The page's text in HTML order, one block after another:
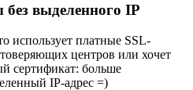
выделенного IP
использует платные SSL-
центров или хочет
сертификат: больше
IP-адрес =)